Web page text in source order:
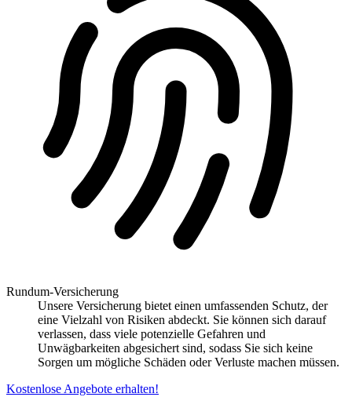
Rundum-Versicherung
Unsere Versicherung bietet einen umfassenden Schutz, der
eine Vielzahl von Risiken abdeckt. Sie können sich darauf
verlassen, dass viele potenzielle Gefahren und
Unwägbarkeiten abgesichert sind, sodass Sie sich keine
Sorgen um mögliche Schäden oder Verluste machen müssen.
Kostenlose Angebote erhalten!